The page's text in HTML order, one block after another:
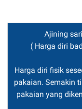
Ajining
( Harga diri
Harga diri fisik
pakaian. Semakin
pakaian yang